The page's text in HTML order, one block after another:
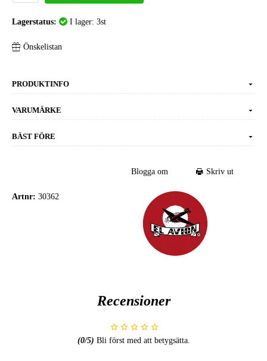
Lagerstatus: I lager: 3st
Önskelistan
PRODUKTINFO
VARUMÄRKE
BÄST FÖRE
Blogga om Skriv ut
Artnr: 30362
Recensioner
(0/5) Bli först med att betygsätta.